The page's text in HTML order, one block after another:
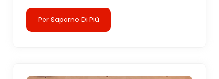
Per Saperne Di Più